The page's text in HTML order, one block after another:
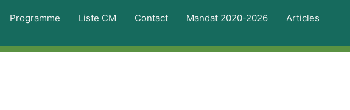
Programme Liste CM Contact Mandat 2020-2026 Articles